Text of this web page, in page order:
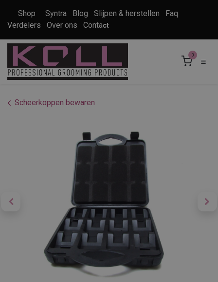
Shop Syntra Blog Slijpen & herstellen
Faq
Verdelers
Over ons Contact
0
Scheerkoppen bewaren